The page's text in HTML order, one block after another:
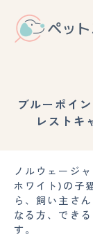
ブルーポイ
レストキ
ノルウェージ
ホワイト)の子
ら、飼い主さ
なる方、でき
す。